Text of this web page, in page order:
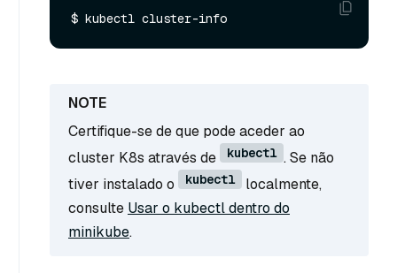
Certifique-se de que pode aceder ao
cluster K8s através de
kubectl . Se não
tiver instalado o
kubectl
localmente,
consulte Usar o kubectl dentro do
minikube.